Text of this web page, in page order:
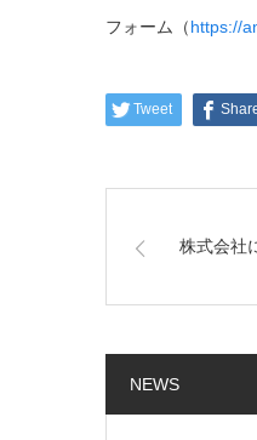
フォーム（https://
Tweet
株式会社
NEWS